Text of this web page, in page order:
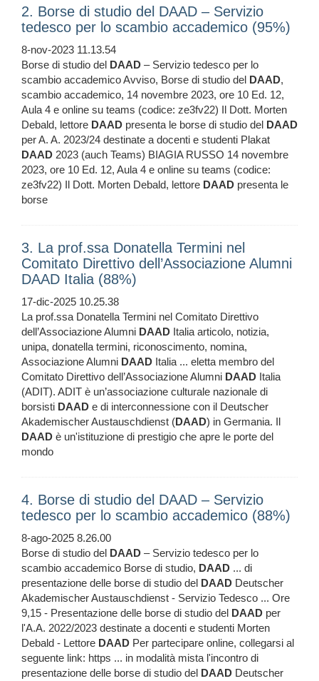
2. Borse di studio del DAAD – Servizio
tedesco per lo scambio accademico (95%)
8-nov-2023 11.13.54
Borse di studio del DAAD – Servizio tedesco per lo
scambio accademico Avviso, Borse di studio del DAAD,
scambio accademico, 14 novembre 2023, ore 10 Ed. 12,
Aula 4 e online su teams (codice: ze3fv22) Il Dott. Morten
Debald, lettore DAAD presenta le borse di studio del DAAD
per A. A. 2023/24 destinate a docenti e studenti Plakat
DAAD 2023 (auch Teams) BIAGIA RUSSO 14 novembre
2023, ore 10 Ed. 12, Aula 4 e online su teams (codice:
ze3fv22) Il Dott. Morten Debald, lettore DAAD presenta le
borse
3. La prof.ssa Donatella Termini nel
Comitato Direttivo dell’Associazione Alumni
DAAD Italia (88%)
17-dic-2025 10.25.38
La prof.ssa Donatella Termini nel Comitato Direttivo
dell’Associazione Alumni DAAD Italia articolo, notizia,
unipa, donatella termini, riconoscimento, nomina,
Associazione Alumni DAAD Italia ... eletta membro del
Comitato Direttivo dell’Associazione Alumni DAAD Italia
(ADIT). ADIT è un’associazione culturale nazionale di
borsisti DAAD e di interconnessione con il Deutscher
Akademischer Austauschdienst (DAAD) in Germania. Il
DAAD è un'istituzione di prestigio che apre le porte del
mondo
4. Borse di studio del DAAD – Servizio
tedesco per lo scambio accademico (88%)
8-ago-2025 8.26.00
Borse di studio del DAAD – Servizio tedesco per lo
scambio accademico Borse di studio, DAAD ... di
presentazione delle borse di studio del DAAD Deutscher
Akademischer Austauschdienst - Servizio Tedesco ... Ore
9,15 - Presentazione delle borse di studio del DAAD per
l'A.A. 2022/2023 destinate a docenti e studenti Morten
Debald - Lettore DAAD Per partecipare online, collegarsi al
seguente link: https ... in modalità mista l'incontro di
presentazione delle borse di studio del DAAD Deutscher